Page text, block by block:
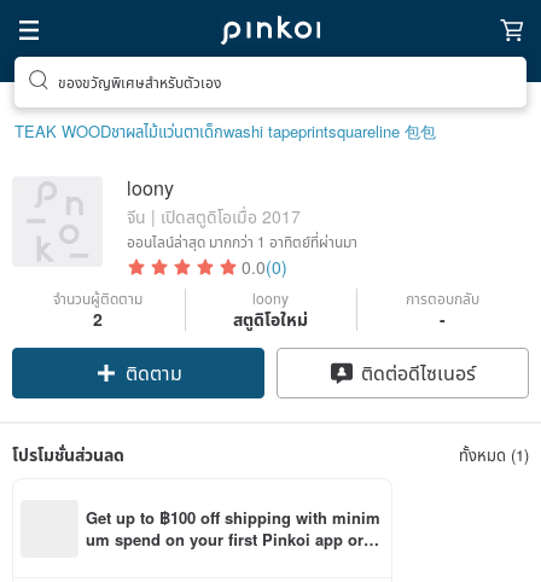
ของขวัญพิเศษสำหรับตัวเอง
TEAK WOODชาผลไม้แว่นตาเด็กwashi tapeprintsquareline 包包
loony
จีน | เปิดสตูดิโอเมื่อ 2017
ออนไลน์ล่าสุด มากกว่า 1 อาทิตย์ที่ผ่านมา
0.0(0)
จำนวนผู้ติดตาม
2
loony
สตูดิโอใหม่
การตอบกลับ
-
ติดตาม ติดต่อดีไซเนอร์
โปรโมชั่นส่วนลด ทั้งหมด (1)
Get up to ฿100 off shipping with minim
um spend on your first Pinkoi app orde